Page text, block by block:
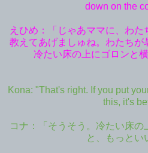
down on the
えひめ：「じゃあママに、わ
教えてあげましゅね。わたちが
冷たい床の上にゴロンと
Kona: "That's right. If you put
this, it's
コナ：「そうそう。冷たい床の
と、もっとい